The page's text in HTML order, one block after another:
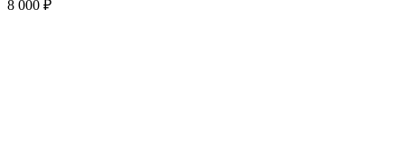
8 000 ₽